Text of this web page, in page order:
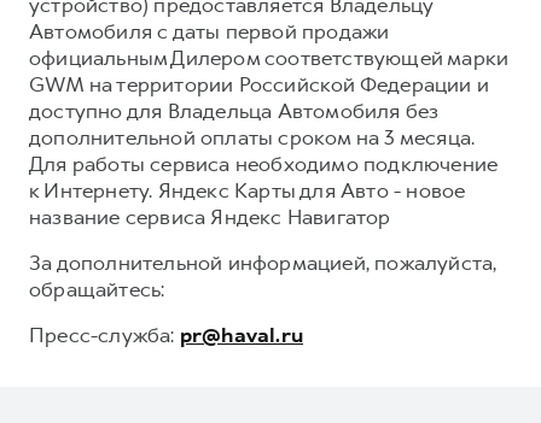
Автомобиля с даты первой продажи
официальным Дилером соответствующей марки
GWM на территории Российской Федерации и
доступно для Владельца Автомобиля без
дополнительной оплаты сроком на 3 месяца.
Для работы сервиса необходимо подключение
к Интернету. Яндекс Карты для Авто - новое
название сервиса Яндекс Навигатор
За дополнительной информацией, пожалуйста,
обращайтесь:
Пресс-служба: pr@haval.ru